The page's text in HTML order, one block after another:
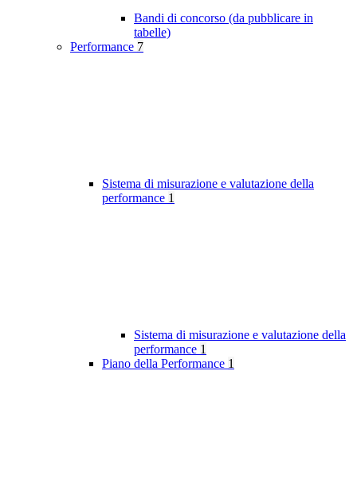
Bandi di concorso (da pubblicare in
tabelle)
Performance 7
Sistema di misurazione e valutazione della
performance 1
Sistema di misurazione e valutazione della
performance 1
Piano della Performance 1